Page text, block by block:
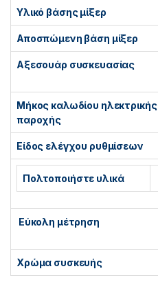
Υλικό βάσης μίξερ
Αποσπώμενη βάση μίξερ
Αξεσουάρ συσκευασίας
Μήκος καλωδίου ηλεκτρικής
παροχής
Είδος ελέγχου ρυθμίσεων
Πολτοποιήστε υλικά
Εύκολη μέτρηση
Χρώμα συσκευής